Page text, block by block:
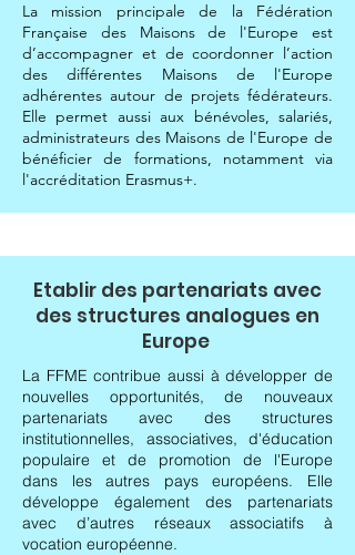
La mission principale de la Fédération
Française des Maisons de l'Europe est
d’accompagner et de coordonner l’action
des différentes Maisons de l'Europe
adhérentes autour de projets fédérateurs.
Elle permet aussi aux bénévoles, salariés,
administrateurs des Maisons de l'Europe de
bénéficier de formations, notamment via
l'accréditation Erasmus+.
Etablir des partenariats avec
des structures analogues en
Europe
La FFME contribue aussi à développer de
nouvelles opportunités, de nouveaux
partenariats avec des structures
institutionnelles, associatives, d'éducation
populaire et de promotion de l'Europe
dans les autres pays européens. Elle
développe également des partenariats
avec d’autres réseaux associatifs à
vocation européenne.